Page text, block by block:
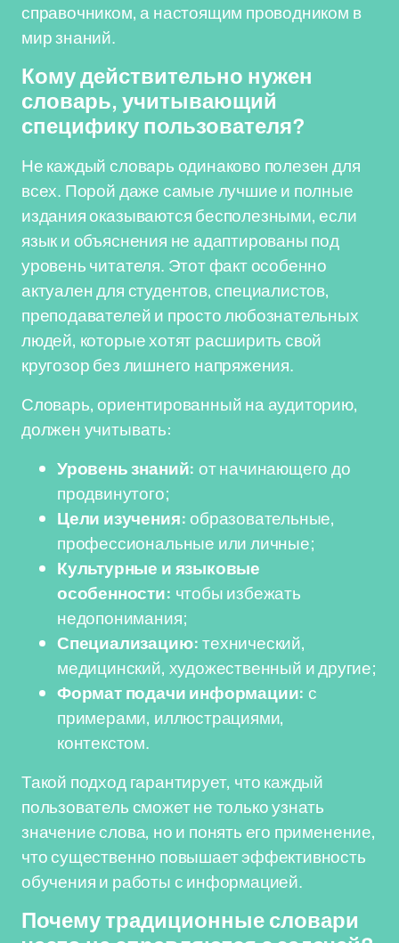
справочником, а настоящим проводником в
мир знаний.
Кому действительно нужен
словарь, учитывающий
специфику пользователя?
Не каждый словарь одинаково полезен для
всех. Порой даже самые лучшие и полные
издания оказываются бесполезными, если
язык и объяснения не адаптированы под
уровень читателя. Этот факт особенно
актуален для студентов, специалистов,
преподавателей и просто любознательных
людей, которые хотят расширить свой
кругозор без лишнего напряжения.
Словарь, ориентированный на аудиторию,
должен учитывать:
Уровень знаний: от начинающего до
продвинутого;
Цели изучения:образовательные,
профессиональные или личные;
Культурные и языковые
особенности: чтобы избежать
недопонимания;
Специализацию:технический,
медицинский, художественный и другие;
Формат подачи информации: с
примерами, иллюстрациями,
контекстом.
Такой подход гарантирует, что каждый
пользователь сможет не только узнать
значение слова, но и понять его применение,
что существенно повышает эффективность
обучения и работы с информацией.
Почему традиционные словари